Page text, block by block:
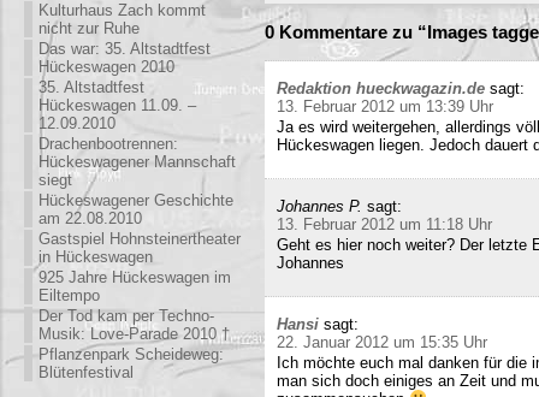
Kulturhaus Zach kommt
nicht zur Ruhe
Das war: 35. Altstadtfest
Hückeswagen 2010
35. Altstadtfest
Hückeswagen 11.09. –
12.09.2010
Drachenbootrennen:
Hückeswagener Mannschaft
siegt
Hückeswagener Geschichte
am 22.08.2010
Gastspiel Hohnsteinertheater
in Hückeswagen
925 Jahre Hückeswagen im
Eiltempo
Der Tod kam per Techno-
Musik: Love-Parade 2010 †
Pflanzenpark Scheideweg:
Blütenfestival
0 Kommentare zu “Images
Redaktion hueckwagazin.de sagt:
13. Februar 2012 um 13:39 Uhr
Ja es wird weitergehen, allerdings
Hückeswagen liegen. Jedoch
Johannes P. sagt:
13. Februar 2012 um 11:18 Uhr
Geht es hier noch weiter? Der letzte
Johannes
Hansi sagt:
22. Januar 2012 um 15:35 Uhr
Ich möchte euch mal danken für die
man sich doch einiges an Zeit und